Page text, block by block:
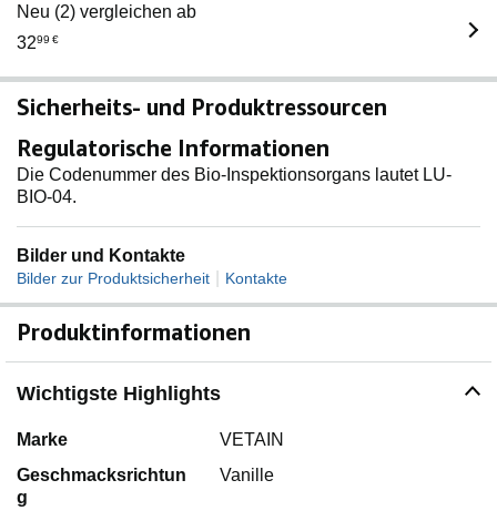
Neu (2) vergleichen ab
3299 €
Sicherheits- und Produktressourcen
Regulatorische Informationen
Die Codenummer des Bio-Inspektionsorgans lautet LU-
BIO-04.
Bilder und Kontakte
Bilder zur Produktsicherheit Kontakte
Produktinformationen
Wichtigste Highlights
Marke
VETAIN
Geschmacksrichtun
g
Vanille